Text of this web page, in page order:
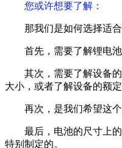
您或许想要了解 ：
那我们是如何选择适
首先，需要了解锂电
其次，需要了解设备
大小，或者了解设备的额定
再次，是我们希望这
最后，电池的尺寸上
特别制定的。